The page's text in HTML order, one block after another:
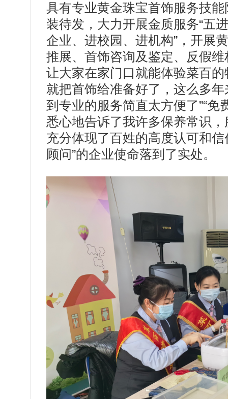
具有专业黄金珠宝首饰服务技
装待发，大力开展金质服务“五
企业、进校园、进机构”，开展
推展、首饰咨询及鉴定、反假
让大家在家门口就能体验菜百
就把首饰给准备好了，这么多
到专业的服务简直太方便了”“
悉心地告诉了我许多保养常识
充分体现了百姓的高度认可和
顾问”的企业使命落到了实处。